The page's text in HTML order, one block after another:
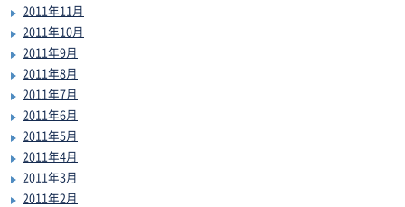
2011年11月
2011年10月
2011年9月
2011年8月
2011年7月
2011年6月
2011年5月
2011年4月
2011年3月
2011年2月